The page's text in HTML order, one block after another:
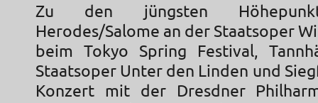
Zu den jüngsten
Herodes/Salome an der Staatsoper
beim Tokyo Spring Festival,
Staatsoper Unter den Linden und
Konzert mit der Dresdner